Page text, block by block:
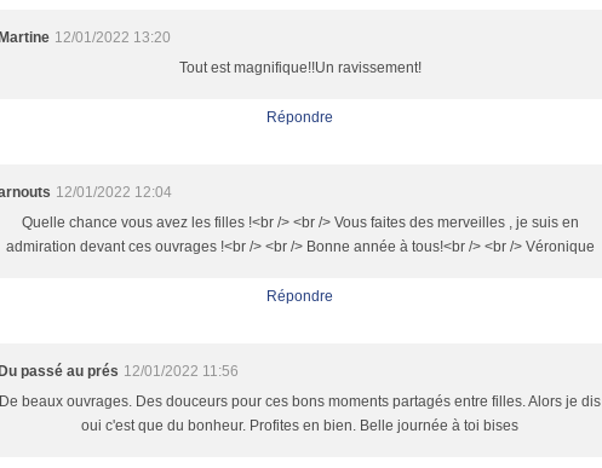
12/01/2022 13:20
Tout est magnifique!!Un ravissement!
Répondre
12/01/2022 12:04
Quelle chance vous avez les filles !<br /> <br /> Vous faites des merveilles , je suis en
admiration devant ces ouvrages !<br /> <br /> Bonne année à tous!<br /> <br /> Véronique
Répondre
passé au prés 12/01/2022 11:56
De beaux ouvrages. Des douceurs pour ces bons moments partagés entre filles. Alors je dis
oui c'est que du bonheur. Profites en bien. Belle journée à toi bises